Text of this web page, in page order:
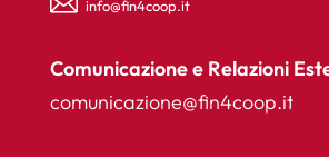
info@fin4coop.it
Comunicazione e Relazioni
comunicazione@fin4coop.it